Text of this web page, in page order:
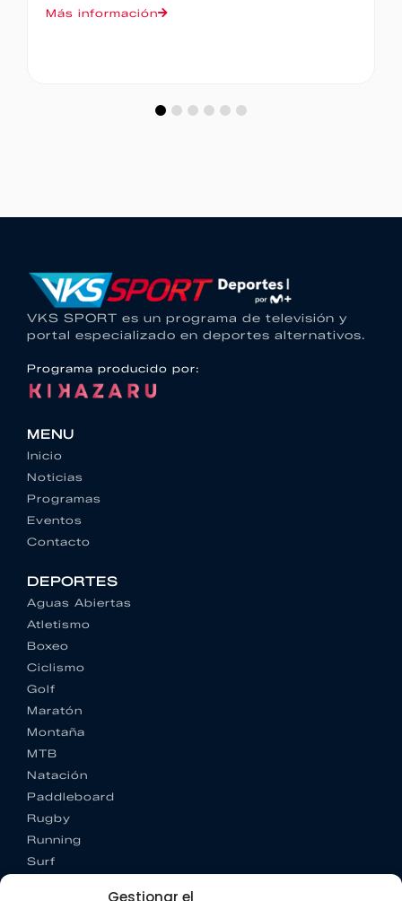
Gestionar el
VKS SPORT es un programa de televisión y
portal especializado en deportes alternativos.
Programa producido por:
MENU
Inicio
Noticias
Programas
Eventos
Contacto
DEPORTES
Aguas Abiertas
Atletismo
Boxeo
Ciclismo
Golf
Maratón
Montaña
MTB
Natación
Paddleboard
Rugby
Running
Surf